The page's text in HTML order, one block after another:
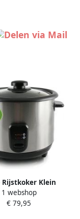
Rijstkoker Klein
Met Stomer –
Stoomkoker Met
1 webshop
€ 79,95